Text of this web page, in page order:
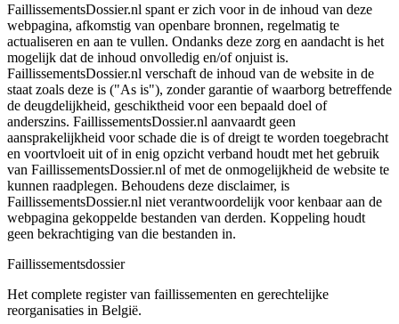
FaillissementsDossier.nl spant er zich voor in de inhoud van deze
webpagina, afkomstig van openbare bronnen, regelmatig te
actualiseren en aan te vullen. Ondanks deze zorg en aandacht is het
mogelijk dat de inhoud onvolledig en/of onjuist is.
FaillissementsDossier.nl verschaft de inhoud van de website in de
staat zoals deze is ("As is"), zonder garantie of waarborg betreffende
de deugdelijkheid, geschiktheid voor een bepaald doel of
anderszins. FaillissementsDossier.nl aanvaardt geen
aansprakelijkheid voor schade die is of dreigt te worden toegebracht
en voortvloeit uit of in enig opzicht verband houdt met het gebruik
van FaillissementsDossier.nl of met de onmogelijkheid de website te
kunnen raadplegen. Behoudens deze disclaimer, is
FaillissementsDossier.nl niet verantwoordelijk voor kenbaar aan de
webpagina gekoppelde bestanden van derden. Koppeling houdt
geen bekrachtiging van die bestanden in.
Faillissementsdossier
Het complete register van faillissementen en gerechtelijke
reorganisaties in België.